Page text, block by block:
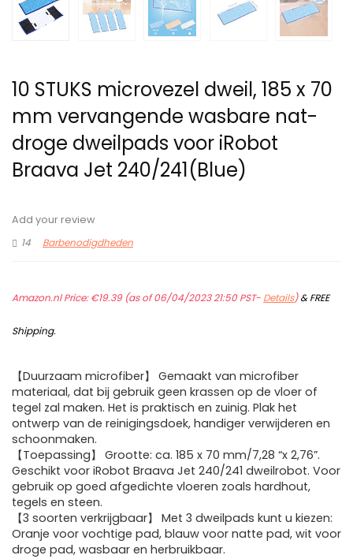
10 STUKS microvezel dweil, 185 x 70
mm vervangende wasbare nat-
droge dweilpads voor iRobot
Braava Jet 240/241(Blue)
Add your review
14
Barbenodigdheden
Amazon.nl Price:€19.39(as of 06/04/2023 21:50 PST- Details)&FREE
Shipping.
【Duurzaam microfiber】 Gemaakt van microfiber
materiaal, dat bij gebruik geen krassen op de vloer of
tegel zal maken. Het is praktisch en zuinig. Plak het
ontwerp van de reinigingsdoek, handiger verwijderen en
schoonmaken.
【Toepassing】 Grootte: ca. 185 x 70 mm/7,28 “x 2,76”.
Geschikt voor iRobot Braava Jet 240/241 dweilrobot. Voor
gebruik op goed afgedichte vloeren zoals hardhout,
tegels en steen.
【3 soorten verkrijgbaar】 Met 3 dweilpads kunt u kiezen:
Oranje voor vochtige pad, blauw voor natte pad, wit voor
droge pad, wasbaar en herbruikbaar.